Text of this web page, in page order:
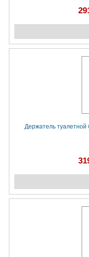
Держатель туалетной